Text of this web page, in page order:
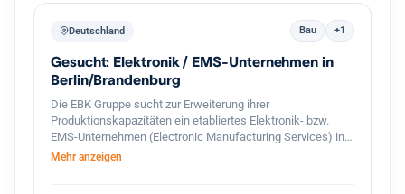
Deutschland Bau +1
Gesucht: Elektronik / EMS-Unternehmen in
Berlin/Brandenburg
Die EBK Gruppe sucht zur Erweiterung ihrer
Produktionskapazitäten ein etabliertes Elektronik- bzw.
EMS-Unternehmen (Electronic Manufacturing Services) in
Berlin und dem direkten Berliner Umland (Speckgürtel).
Mehr anzeigen